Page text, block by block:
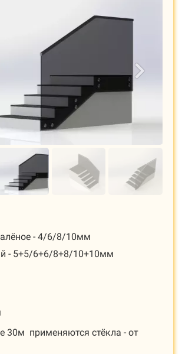
- 4/6/8/10мм
- 5+5/6+6/8+8/10+10мм
30м применяются стёкла - от